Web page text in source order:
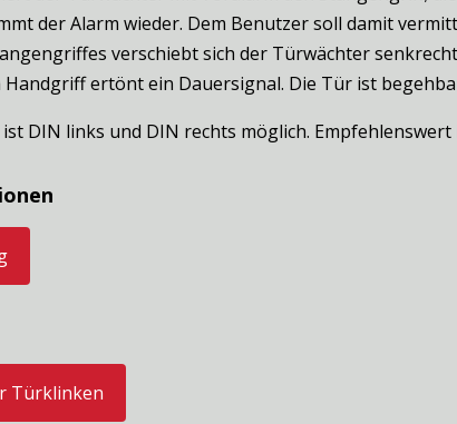
der Alarm wieder. Dem Benutzer soll damit
verschiebt sich der Türwächter
ertönt ein Dauersignal. Die Tür ist
DIN links und DIN rechts möglich.
Türklinken